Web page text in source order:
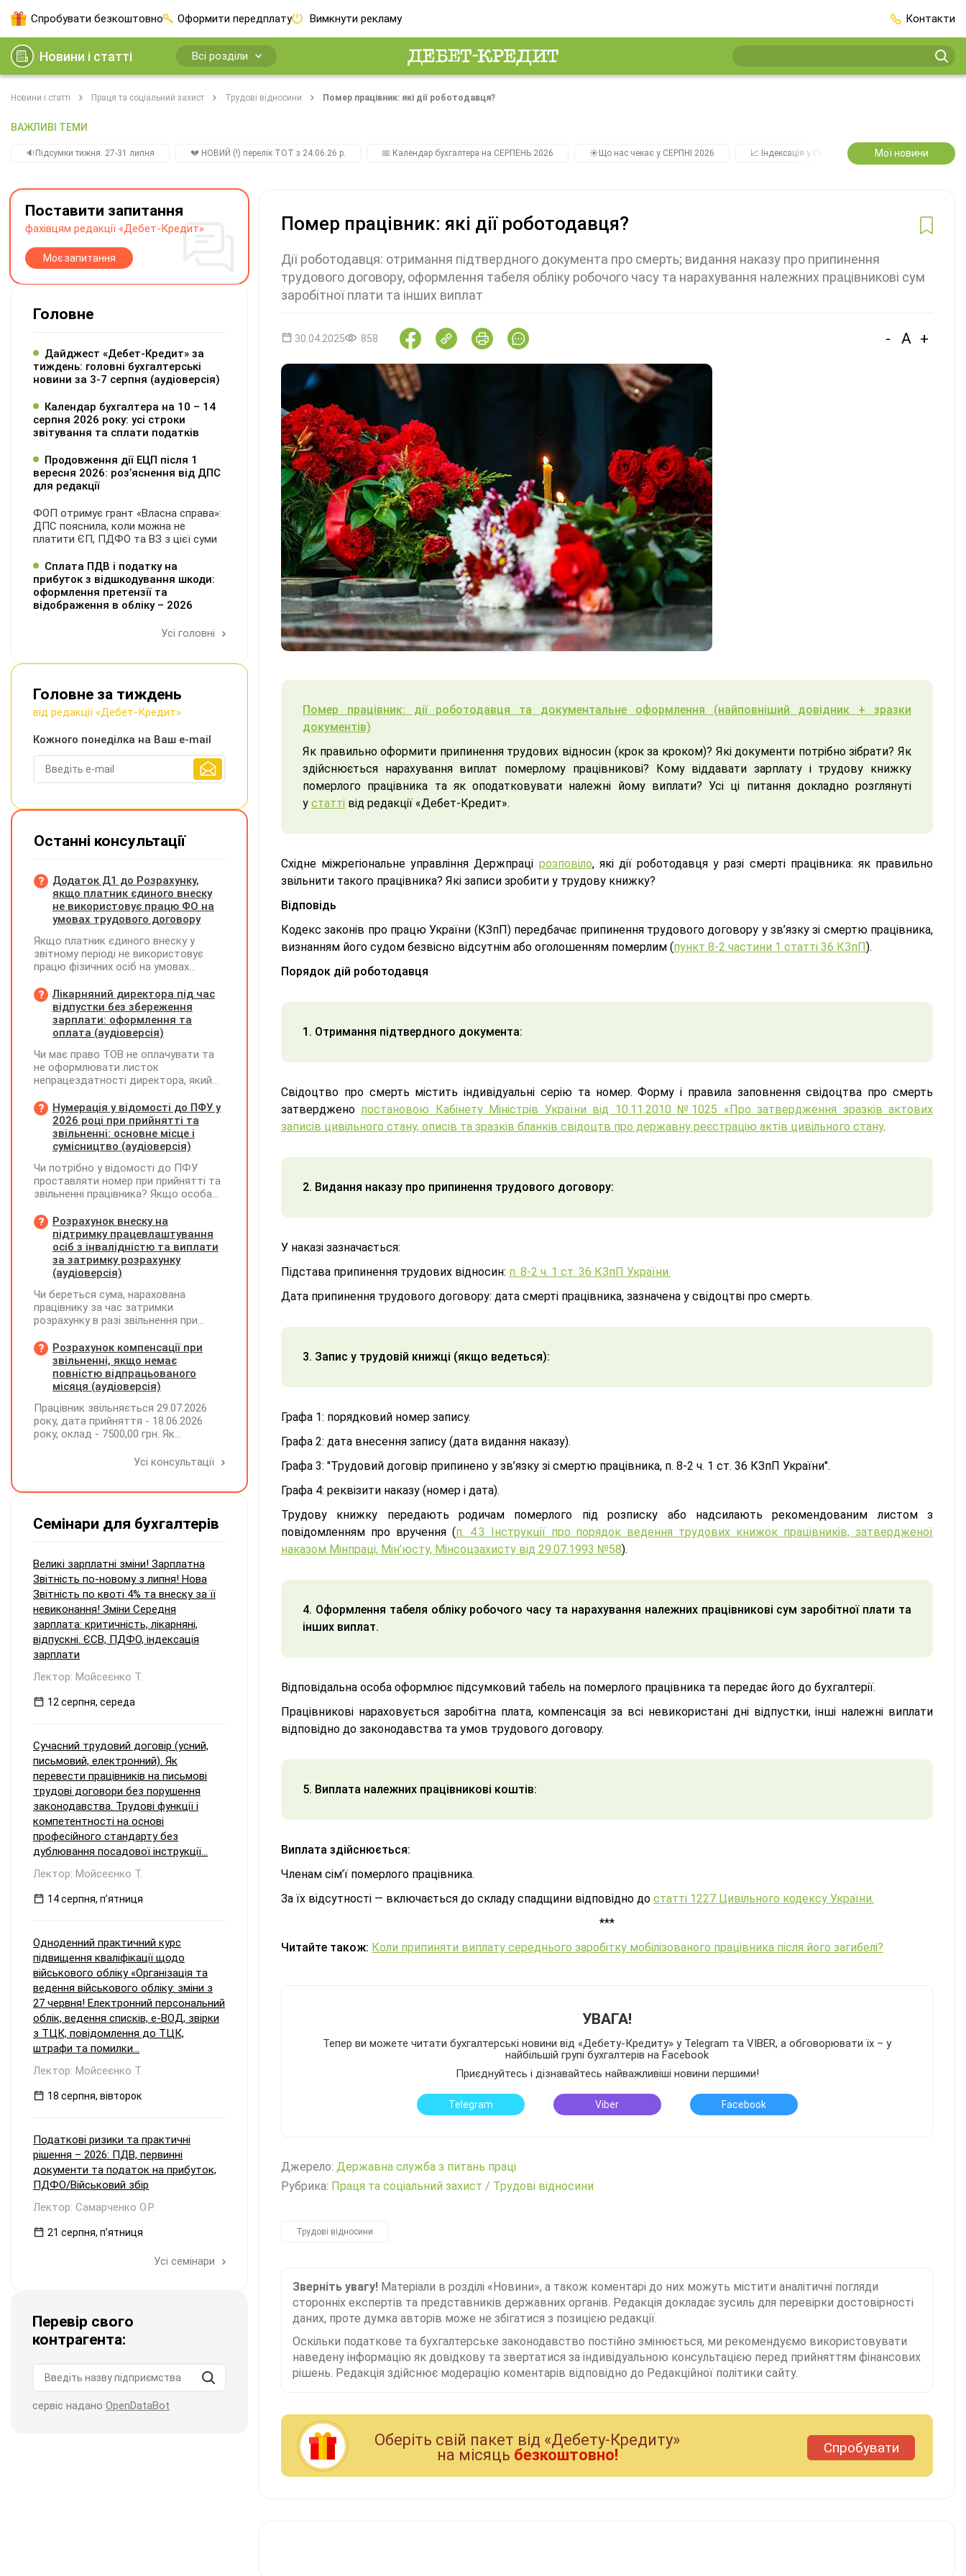
Спробувати безкоштовно Оформити передплату Вимкнути рекламу Контакти
Новини і статті Всі розділи
Новини і статті Праця та соціальний захист Трудові відносини Помер працівник: які дії роботодавця?
ВАЖЛИВІ ТЕМИ
🔉Підсумки тижня. 27-31 липня 💔 НОВИЙ (!) перелік ТОТ з 24.06.26 р. 📅 Календар бухгалтера на СЕРПЕНЬ 2026 ☀️Що нас чекає у СЕРПНІ 2026 📈 Індексація у СЕРПНІ 2️⃣0️⃣2️⃣7️⃣ Усі
Мої новини
Помер працівник: які дії роботодавця?
Дії роботодавця: отримання підтвердного документа про смерть; видання наказу про припинення
трудового договору, оформлення табеля обліку робочого часу та нарахування належних працівникові сум
заробітної плати та інших виплат
30.04.2025 858 - A +
Помер працівник: дії роботодавця та документальне оформлення (найповніший довідник + зразки
документів)
Як правильно оформити припинення трудових відносин (крок за кроком)? Які документи потрібно зібрати? Як
здійснюється нарахування виплат померлому працівникові? Кому віддавати зарплату і трудову книжку
померлого працівника та як оподатковувати належні йому виплати? Усі ці питання докладно розглянуті
у статті від редакції «Дебет-Кредит».
Схiдне міжрегiональне управлiння Держпрацi розповіло, які дії роботодавця у разі смерті працівника: як правильно
звільнити такого працівника? Які записи зробити у трудову книжку?
Відповідь
Кодекс законів про працю України (КЗпП) передбачає припинення трудового договору у зв’язку зі смертю працівника,
визнанням його судом безвісно відсутнім або оголошенням померлим (пункт 8-2 частини 1 статті 36 КЗпП).
Порядок дій роботодавця
1. Отримання підтвердного документа:
Свідоцтво про смерть містить індивідуальні серію та номер. Форму і правила заповнення свідоцтва про смерть
затверджено постановою Кабінету Міністрів України від 10.11.2010 №1025 «Про затвердження зразків актових
записів цивільного стану, описів та зразків бланків свідоцтв про державну реєстрацію актів цивільного стану.
2. Видання наказу про припинення трудового договору:
У наказі зазначається:
Підстава припинення трудових відносин: п. 8-2 ч. 1 ст. 36 КЗпП України.
Дата припинення трудового договору: дата смерті працівника, зазначена у свідоцтві про смерть.
3. Запис у трудовій книжці (якщо ведеться):
Графа 1: порядковий номер запису.
Графа 2: дата внесення запису (дата видання наказу).
Графа 3: "Трудовий договір припинено у зв’язку зі смертю працівника, п. 8-2 ч. 1 ст. 36 КЗпП України".
Графа 4: реквізити наказу (номер і дата).
Трудову книжку передають родичам померлого під розписку або надсилають рекомендованим листом з
повідомленням про вручення (п. 4.3 Інструкції про порядок ведення трудових книжок працівників, затвердженої
наказом Мінпраці, Мін’юсту, Мінсоцзахисту від 29.07.1993 №58).
4. Оформлення табеля обліку робочого часу та нарахування належних працівникові сум заробітної плати та
інших виплат.
Відповідальна особа оформлює підсумковий табель на померлого працівника та передає його до бухгалтерії.
Працівникові нараховується заробітна плата, компенсація за всі невикористані дні відпустки, інші належні виплати
відповідно до законодавства та умов трудового договору.
5. Виплата належних працівникові коштів:
Виплата здійснюється:
Членам сім’ї померлого працівника.
За їх відсутності — включається до складу спадщини відповідно до статті 1227 Цивільного кодексу України.
***
Читайте також: Коли припиняти виплату середнього заробітку мобілізованого працівника після його загибелі?
УВАГА!
Тепер ви можете читати бухгалтерські новини від «Дебету-Кредиту» у Telegram та VIBER, а обговорювати їх – у
найбільшій групі бухгалтерів на Facebook
Приєднуйтесь і дізнавайтесь найважливіші новини першими!
Telegram Viber Facebook
Джерело: Державна служба з питань праці
Рубрика: Праця та соціальний захист / Трудові відносини
Трудові відносини
Зверніть увагу! Матеріали в розділі «Новини», а також коментарі до них можуть містити аналітичні погляди
сторонніх експертів та представників державних органів. Редакція докладає зусиль для перевірки достовірності
даних, проте думка авторів може не збігатися з позицією редакції.
Оскільки податкове та бухгалтерське законодавство постійно змінюється, ми рекомендуємо використовувати
наведену інформацію як довідкову та звертатися за індивідуальною консультацією перед прийняттям фінансових
рішень. Редакція здійснює модерацію коментарів відповідно до Редакційної політики сайту.
Оберiть свiй пакет вiд «Дебету-Кредиту»
на мiсяць безкоштовно! Спробувати
Поставити запитання
фахівцям редакції «Дебет-Кредит»
Моє запитання
Головне
Дайджест «Дебет-Кредит» за
тиждень: головні бухгалтерські
новини за 3-7 серпня (аудіоверсія)
Календар бухгалтера на 10 – 14
серпня 2026 року: усі строки
звітування та сплати податків
Продовження дії ЕЦП після 1
вересня 2026: розʼяснення від ДПС
для редакції
ФОП отримує грант «Власна справа»:
ДПС пояснила, коли можна не
платити ЄП, ПДФО та ВЗ з цієї суми
Сплата ПДВ і податку на
прибуток з відшкодування шкоди:
оформлення претензії та
відображення в обліку – 2026
Усі головні
Головне за тиждень
від редакції «Дебет-Кредит»
Кожного понеділка на Ваш e-mail
Останні консультації
Додаток Д1 до Розрахунку,
якщо платник єдиного внеску
не використовує працю ФО на
умовах трудового договору
Якщо платник єдиного внеску у
звітному періоді не використовує
працю фізичних осіб на умовах
на інших умовах, передбачених
законодавством, Додаток Д1/
Додаток ФІЗ-Д1 за відповідний
період не подається
Лікарняний директора під час
відпустки без збереження
зарплати: оформлення та
оплата (аудіоверсія)
Чи має право ТОВ не оплачувати та
не оформлювати листок
непрацездатності директора, який
збереження заробітної плати під час
призупинення діяльності
підприємства?
Нумерація у відомості до ПФУ у
2026 році при прийнятті та
звільненні: основне місце і
сумісництво (аудіоверсія)
Чи потрібно у відомості до ПФУ
проставляти номер при прийнятті та
звільненні працівника? Якщо особа
місцем роботи та за сумісництвом,
чи рахується це як два роботодавці?
Розрахунок внеску на
підтримку працевлаштування
осіб з інвалідністю та виплати
за затримку розрахунку
(аудіоверсія)
Чи береться сума, нарахована
працівнику за час затримки
розрахунку в разі звільнення при
заробітної плати (винагороди), для
розрахунку внеску на підтримку
працевлаштування осіб з
інвалідністю?
Розрахунок компенсації при
звільненні, якщо немає
повністю відпрацьованого
місяця (аудіоверсія)
Працівник звільняється 29.07.2026
року, дата прийняття - 18.06.2026
року, оклад - 7500,00 грн. Як
невикористаних днів відпустки при
Усі консультації
Семінари для бухгалтерів
Великі зарплатні зміни! Зарплатна
Звітність по-новому з липня! Нова
Звітність по квоті 4% та внеску за її
невиконання! Зміни Середня
зарплата: критичність, лікарняні,
відпускні. ЄСВ, ПДФО, індексація
зарплати
Лектор: Мойсеєнко Т.
12 серпня, середа
Сучасний трудовий договір (усний,
письмовий, електронний). Як
перевести працівників на письмові
трудові договори без порушення
законодавства. Трудові функції і
компетентності на основі
професійного стандарту без
дублювання посадової інструкції...
Лектор: Мойсеєнко Т.
14 серпня, пʼятниця
Одноденний практичний курс
підвищення кваліфікації щодо
військового обліку «Організація та
ведення військового обліку: зміни з
27 червня! Електронний персональний
облік, ведення списків, е-ВОД, звірки
з ТЦК, повідомлення до ТЦК,
штрафи та помилки...
Лектор: Мойсеєнко Т.
18 серпня, вівторок
Податкові ризики та практичні
рішення – 2026: ПДВ, первинні
документи та податок на прибуток,
ПДФО/Військовий збір
Лектор: Самарченко О.Р.
21 серпня, пʼятниця
Усі семінари
Перевір свого
контрагента:
сервіс надано OpenDataBot